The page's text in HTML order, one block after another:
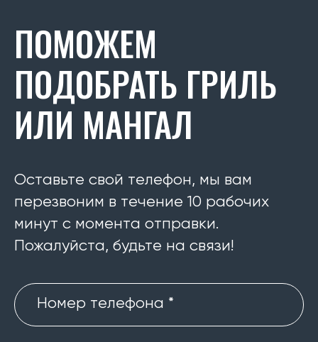
ПОМОЖЕМ
ПОДОБРАТЬ ГРИЛЬ
ИЛИ МАНГАЛ
Оставьте свой телефон, мы вам
перезвоним в течение 10 рабочих
минут с момента отправки.
Пожалуйста, будьте на связи!
Номер телефона *